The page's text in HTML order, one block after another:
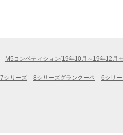
M5コンペティション(19年10月～19年12月
7シリーズ 8シリーズグランクーペ 6シリ